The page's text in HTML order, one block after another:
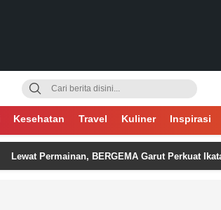
Kesehatan Travel Kuliner Inspirasi
Permainan, BERGEMA Garut Perkuat Ikatan Ayah